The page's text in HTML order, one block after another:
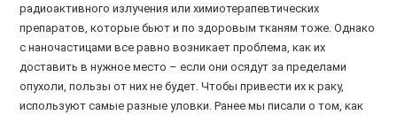
радиоактивного излучения или химиотерапевтических
препаратов, которые бьют и по здоровым тканям тоже. Однако
с наночастицами все равно возникает проблема, как их
доставить в нужное место – если они осядут за пределами
опухоли, пользы от них не будет. Чтобы привести их к раку,
используют самые разные уловки. Ранее мы писали о том, как